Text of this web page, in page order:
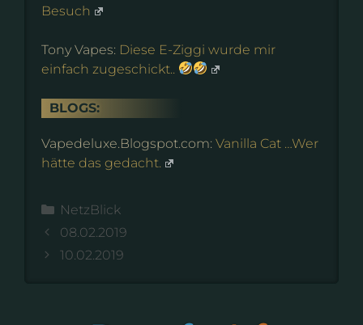
Besuch
Tony Vapes: Diese E-Ziggi wurde mir
einfach zugeschickt..
BLOGS:
Vapedeluxe.Blogspot.com: Vanilla Cat …Wer
hätte das gedacht.
Kategorien
NetzBlick
08.02.2019
10.02.2019